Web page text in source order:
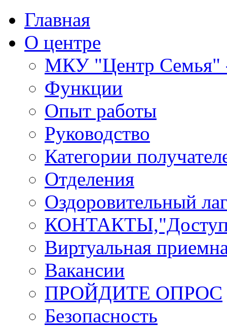
Главная
О центре
МКУ "Центр Семья"
Функции
Опыт работы
Руководство
Категории
Отделения
Оздоровительный
Виртуальная
Вакансии
ПРОЙДИТЕ ОПРОС
Безопасность